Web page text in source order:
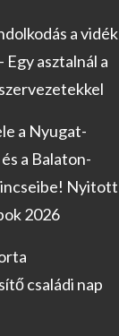
a vidék
Egy asztalnál a
a Nyugat-
a Balaton-
Nyitott
2026
családi nap